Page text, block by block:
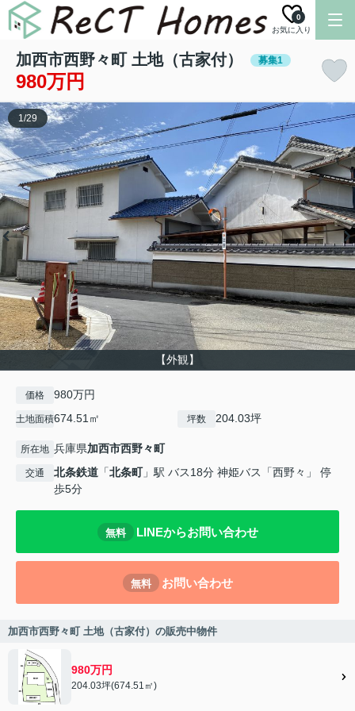
お気に入り
0
加西市西野々町 土地（古家付） 募集1
980万円
【外観】
1/29
価格 980万円
土地面積674.51㎡ 坪数 204.03坪
所在地 兵庫県加西市西野々町
交通 北条鉄道 「北条町」駅 バス18分 神姫バス「西野々」 停
歩5分
無料 LINEからお問い合わせ
無料 お問い合わせ
加西市西野々町 土地（古家付）の販売中物件
980万円
204.03坪(674.51㎡)